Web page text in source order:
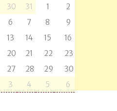
30 31 1
2
6 7 8
9
13 14 15
16
20 21 22
23
27 28 29
30
3 4 5 6